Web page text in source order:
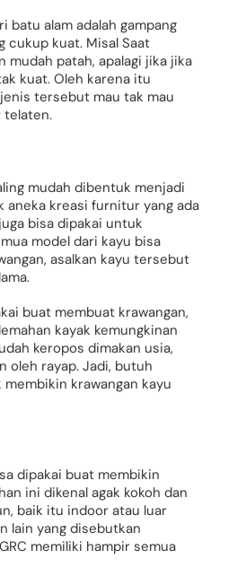
batu alam adalah gampang
cukup kuat. Misal Saat
mudah patah, apalagi jika jika
kuat. Oleh karena itu
tersebut mau tak mau
telaten.
mudah dibentuk menjadi
aneka kreasi furnitur yang ada
bisa dipakai untuk
model dari kayu bisa
asalkan kayu tersebut
buat membuat krawangan,
kayak kemungkinan
keropos dimakan usia,
oleh rayap. Jadi, butuh
krawangan kayu
dipakai buat membikin
ini dikenal agak kokoh dan
baik itu indoor atau luar
lain yang disebutkan
memiliki hampir semua